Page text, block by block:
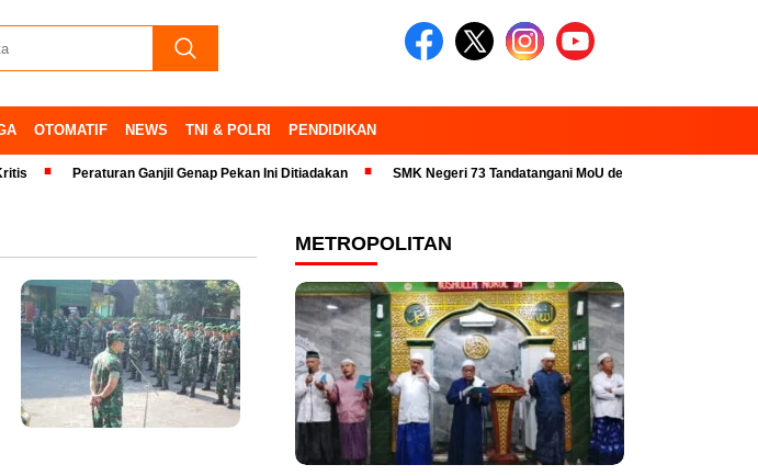
OTOMATIF NEWS TNI & POLRI PENDIDIKAN
Peraturan Ganjil Genap Pekan Ini Ditiadakan SMK Negeri 73 Tandatangani MoU dengan 23 Industri Pariwisata
METROPOLITAN